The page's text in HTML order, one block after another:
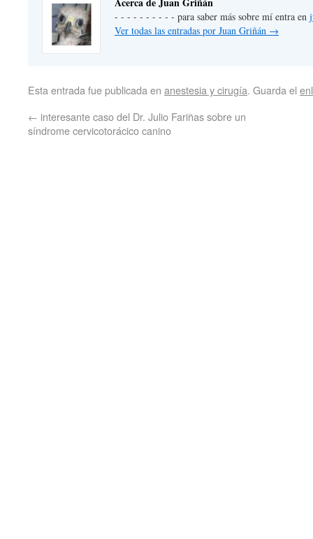
- - - - - - - - - - para saber más sobre mí entra en
Ver todas las entradas por Juan Griñán →
Esta entrada fue publicada en anestesia y cirugía. Guarda el
← interesante caso del Dr. Julio Fariñas sobre un
síndrome cervicotorácico canino